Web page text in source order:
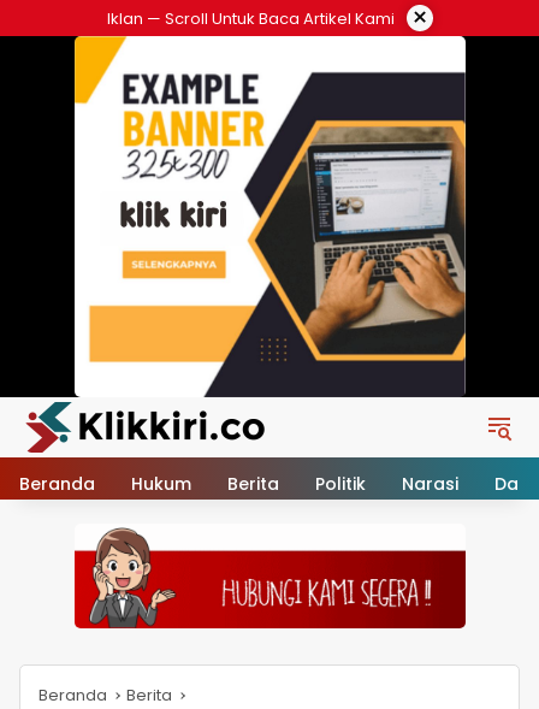
ke
Iklan — Scroll Untuk Baca Artikel Kami ×
Beranda Hukum Berita Politik Narasi
Beranda Berita